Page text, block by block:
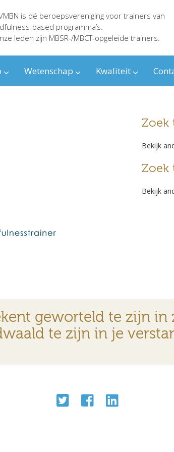
is dé beroepsvereniging voor trainers van
based programma’s.
leden zijn MBSR-/MBCT-opgeleide trainers.
Wetenschap Kwaliteit
Zoek
Bekijk
Zoek
Bekijk
geworteld te zijn in
te zijn in je